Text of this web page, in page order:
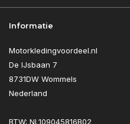
Informatie
Motorkledingvoordeel.nl
De IJsbaan 7
8731DW Wommels
Nederland
BTW: NL109045816B02